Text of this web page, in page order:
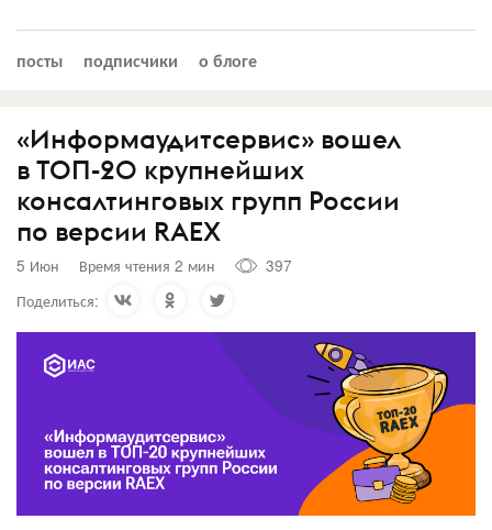
посты подписчики о блоге
«Информаудитсервис» вошел
в ТОП-20 крупнейших
консалтинговых групп России
по версии RAEX
5 Июн Время чтения 2 мин
397
Поделиться: